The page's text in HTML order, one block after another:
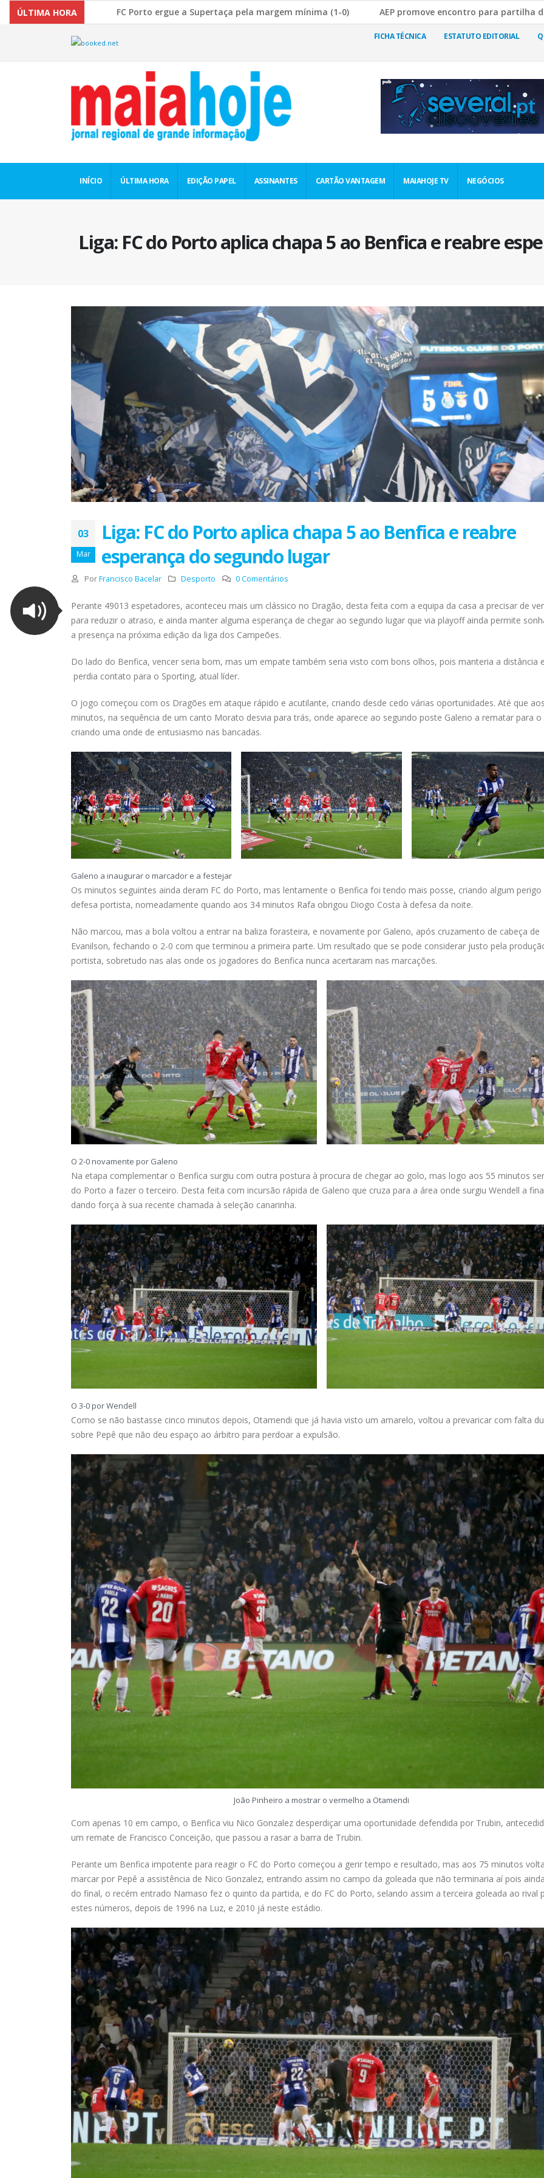
ÚLTIMA HORAFC Porto ergue a Supertaça pela margem mínima (1-0) AEP promove encontro para partilha de boas
Comissão Europeia quer ouvir as PME’s sobre a Rutura da Cadeia de Abastecimento JF Nogueira e Silva
FICHA TÉCNICA ESTATUTO EDITORIAL
INÍCIO ÚLTIMA HORA EDIÇÃO PAPEL ASSINANTES CARTÃO VANTAGEM MAIAHOJE TV NEGÓCIOS
Liga: FC do Porto aplica chapa 5 ao Benfica e reabre
03
Mar
Liga: FC do Porto aplica chapa 5 ao Benfica e reabre
esperança do segundo lugar
PorFrancisco Bacelar Desporto 0 Comentários
Perante 49013 espetadores, aconteceu mais um clássico no Dragão, desta feita com a equipa da casa a precisar de
para reduzir o atraso, e ainda manter alguma esperança de chegar ao segundo lugar que via playoff ainda permite
a presença na próxima edição da liga dos Campeões.
Do lado do Benfica, vencer seria bom, mas um empate também seria visto com bons olhos, pois manteria a distância
perdia contato para o Sporting, atual líder.
O jogo começou com os Dragões em ataque rápido e acutilante, criando desde cedo várias oportunidades. Até que
minutos, na sequência de um canto Morato desvia para trás, onde aparece ao segundo poste Galeno a rematar para
criando uma onde de entusiasmo nas bancadas.
Galeno a inaugurar o marcador e a festejar
Os minutos seguintes ainda deram FC do Porto, mas lentamente o Benfica foi tendo mais posse, criando algum perigo
defesa portista, nomeadamente quando aos 34 minutos Rafa obrigou Diogo Costa à defesa da noite.
Não marcou, mas a bola voltou a entrar na baliza forasteira, e novamente por Galeno, após cruzamento de cabeça de
Evanilson, fechando o 2-0 com que terminou a primeira parte. Um resultado que se pode considerar justo pela
portista, sobretudo nas alas onde os jogadores do Benfica nunca acertaram nas marcações.
O 2-0 novamente por Galeno
Na etapa complementar o Benfica surgiu com outra postura à procura de chegar ao golo, mas logo aos 55 minutos
do Porto a fazer o terceiro. Desta feita com incursão rápida de Galeno que cruza para a área onde surgiu Wendell a
dando força à sua recente chamada à seleção canarinha.
O 3-0 por Wendell
Como se não bastasse cinco minutos depois, Otamendi que já havia visto um amarelo, voltou a prevaricar com falta
sobre Pepê que não deu espaço ao árbitro para perdoar a expulsão.
João Pinheiro a mostrar o vermelho a Otamendi
Com apenas 10 em campo, o Benfica viu Nico Gonzalez desperdiçar uma oportunidade defendida por Trubin,
um remate de Francisco Conceição, que passou a rasar a barra de Trubin.
Perante um Benfica impotente para reagir o FC do Porto começou a gerir tempo e resultado, mas aos 75 minutos
marcar por Pepê a assistência de Nico Gonzalez, entrando assim no campo da goleada que não terminaria aí pois
do final, o recém entrado Namaso fez o quinto da partida, e do FC do Porto, selando assim a terceira goleada ao rival
estes números, depois de 1996 na Luz, e 2010 já neste estádio.
FC Porto ergue a Supertaça
pela margem mínima (1-0)
2 de Agosto, 2026
AEP promove encontro para
partilha de boas práticas na
integração de requerentes de
proteção internacional
28 de Julho, 2026
Exame de Época com Nota
Alta: FC Porto vence Aston
Villa (2-1)
26 de Julho, 2026
AEP desafia empresas na QSP
Summit e revela prioridades
do tecido empresarial em dois
minutos
17 de Julho, 2026
O Fator Humano na Era
Algorítmica: As Grandes
Linhas de Força do QSP
Summit 2026
7 de Julho, 2026
Leça FC vence Campeonato de
Portugal na final do Jamor
11 de Junho, 2026
FC Porto ergue a
pela margem mínima
2 de Agosto, 2026
AEP promove
partilha de boas
integração de
proteção internacional
28 de Julho, 2026
Exame de Época com
Alta: FC Porto vence
Villa (2-1)
26 de Julho, 2026